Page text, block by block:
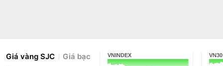
Giá vàng SJC Giá bạc VNINDEX VN30